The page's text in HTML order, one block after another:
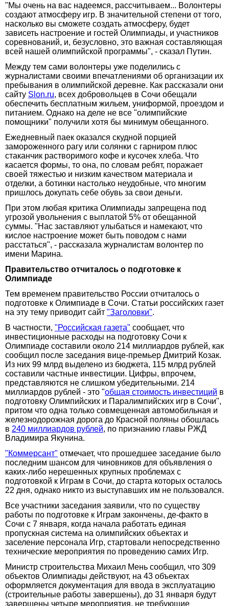
"Мы очень на вас надеемся, рассчитываем... Волонтеры
создают атмосферу игр. В значительной степени от того,
насколько вы сможете создать атмосферу, будет
зависеть настроение и гостей Олимпиады, и участников
соревнований, и, безусловно, это важная составляющая
всей нашей олимпийской программы", - сказал Путин.
Между тем сами волонтеры уже поделились с
журналистами своими впечатлениями об организации их
пребывания в олимпийской деревне. Как рассказали они
сайту Slon.ru, всех добровольцев в Сочи обещали
обеспечить бесплатным жильем, униформой, проездом и
питанием. Однако на деле не все "олимпийские
помощники" получили хотя бы минимум обещанного.
Ежедневный паек оказался скудной порцией
замороженного рагу или солянки с гарниром плюс
стаканчик растворимого кофе и кусочек хлеба. Что
касается формы, то она, по словам ребят, поражает
своей тяжестью и низким качеством материала и
отделки, а ботинки настолько неудобные, что многим
пришлось докупать себе обувь за свои деньги.
При этом любая критика Олимпиады запрещена под
угрозой увольнения с выплатой 5% от обещанной
суммы. "Нас заставляют улыбаться и намекают, что
кислое настроение может быть поводом с нами
расстаться", - рассказала журналистам волонтер по
имени Марина.
Правительство отчиталось о подготовке к
Олимпиаде
Тем временем правительство России отчиталось о
подготовке к Олимпиаде в Сочи. Статьи российских газет
на эту тему приводит сайт "Заголовки".
В частности, "Российская газета" сообщает, что
инвестиционные расходы на подготовку Сочи к
Олимпиаде составили около 214 миллиардов рублей, как
сообщил после заседания вице-премьер Дмитрий Козак.
Из них 99 млрд выделено из бюджета, 115 млрд рублей
составили частные инвестиции. Цифры, впрочем,
представляются не слишком убедительными. 214
миллиардов рублей - это "общая стоимость инвестиций в
подготовку Олимпийских и Паралимпийских игр в Сочи",
притом что одна только совмещенная автомобильная и
железнодорожная дорога до Красной поляны обошлась
в 240 миллиардов рублей, по признанию главы РЖД
Владимира Якунина.
"Коммерсант" отмечает, что прошедшее заседание было
последним шансом для чиновников для объявления о
каких-либо нерешенных крупных проблемах с
подготовкой к Играм в Сочи, до старта которых осталось
22 дня, однако никто из выступавших им не пользовался.
Все участники заседания заявили, что по существу
работы по подготовке к Играм закончены, де-факто в
Сочи с 7 января, когда начала работать единая
пропускная система на олимпийских объектах и
заселение персонала Игр, стартовали непосредственно
технические мероприятия по проведению самих Игр.
Министр строительства Михаил Мень сообщил, что 309
объектов Олимпиады действуют, на 43 объектах
оформляется документация для ввода в эксплуатацию
(строительные работы завершены), до 31 января будут
завершены четыре мероприятия, не требующие